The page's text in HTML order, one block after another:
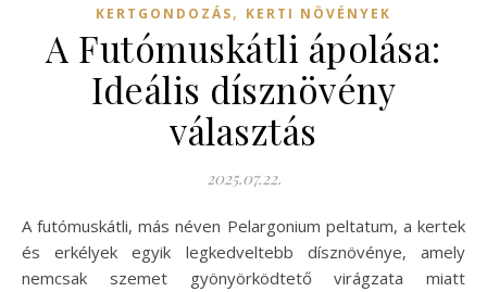
KERTGONDOZÁS, KERTI NÖVÉNYEK
A Futómuskátli ápolása:
Ideális dísznövény
választás
2025.07.22.
A futómuskátli, más néven Pelargonium peltatum, a kertek
és erkélyek egyik legkedveltebb dísznövénye, amely
nemcsak szemet gyönyörködtető virágzata miatt